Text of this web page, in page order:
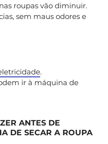
roupas vão diminuir.
sem maus odores e
.
ir à máquina de
ANTES DE
DE SECAR A ROUPA